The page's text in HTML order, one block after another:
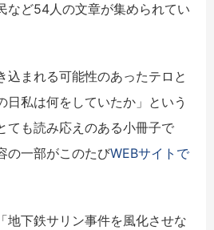
など54人の文章が集められてい
まれる可能性のあったテロと
日私は何をしていたか」という
ても読み応えのある小冊子で
の一部がこのたびWEBサイトで
下鉄サリン事件を風化させな